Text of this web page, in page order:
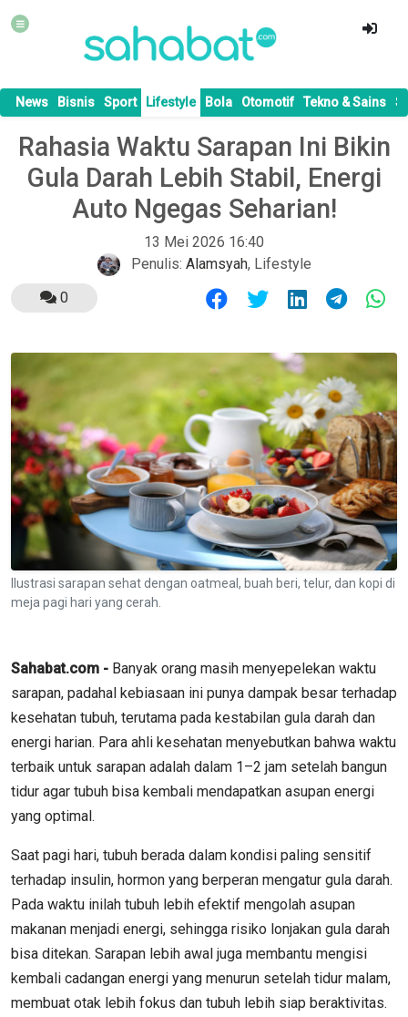
News Bisnis Sport Lifestyle Bola Otomotif Tekno & Sains
Rahasia Waktu Sarapan Ini Bikin
Gula Darah Lebih Stabil, Energi
Auto Ngegas Seharian!
13 Mei 2026 16:40
Penulis: Alamsyah, Lifestyle
0
Ilustrasi sarapan sehat dengan oatmeal, buah beri, telur, dan kopi di
meja pagi hari yang cerah.
Sahabat.com - Banyak orang masih menyepelekan waktu
sarapan, padahal kebiasaan ini punya dampak besar terhadap
kesehatan tubuh, terutama pada kestabilan gula darah dan
energi harian. Para ahli kesehatan menyebutkan bahwa waktu
terbaik untuk sarapan adalah dalam 1–2 jam setelah bangun
tidur agar tubuh bisa kembali mendapatkan asupan energi
yang optimal.
Saat pagi hari, tubuh berada dalam kondisi paling sensitif
terhadap insulin, hormon yang berperan mengatur gula darah.
Pada waktu inilah tubuh lebih efektif mengolah asupan
makanan menjadi energi, sehingga risiko lonjakan gula darah
bisa ditekan. Sarapan lebih awal juga membantu mengisi
kembali cadangan energi yang menurun setelah tidur malam,
membuat otak lebih fokus dan tubuh lebih siap beraktivitas.